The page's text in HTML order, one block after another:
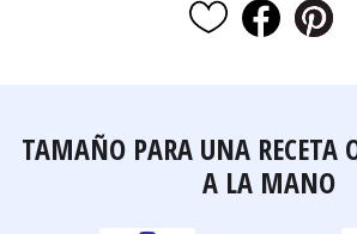
TAMAÑO PARA UNA RECETA
A LA MANO